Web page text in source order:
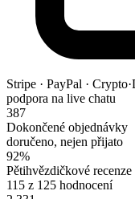
Stripe · PayPal · Crypto·
podpora na live chatu
387
Dokončené objednávky
doručeno, nejen přijato
92%
Pětihvězdičkové recenze
115 z 125 hodnocení